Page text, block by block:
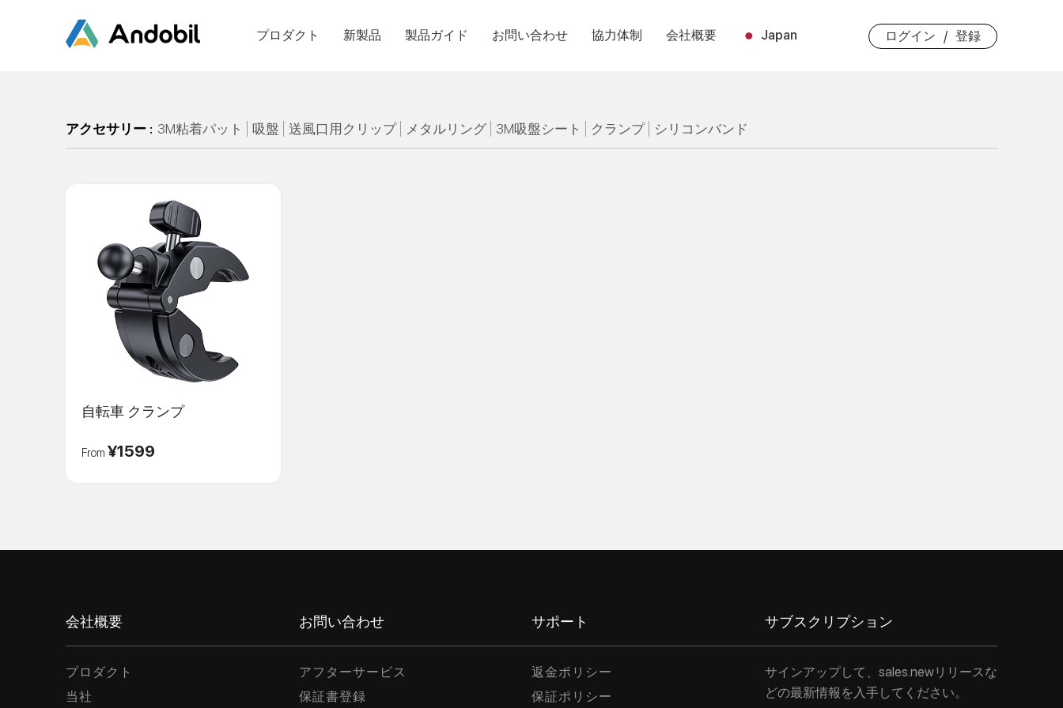
ログイン / 登録
プロダクト 新製品 製品ガイド お問い合わせ 協力体制 会社概要 Japan
アクセサリー : 3M粘着パット 吸盤 送風口用クリップ メタルリング 3M吸盤シート クランプ シリコンバンド
自転車 クランプ
From ¥1599
会社概要
プロダクト
当社
お問い合わせ
アフターサービス
保証書登録
サポート
返金ポリシー
保証ポリシー
サブスクリプション
サインアップして、sales.newリリースな
どの最新情報を入手してください。
ログイン
ログインする
検証コード